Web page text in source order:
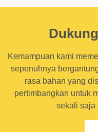
Kemampuan kami
sepenuhnya
rasa bahan yang
pertimbangkan untuk
sekali saja